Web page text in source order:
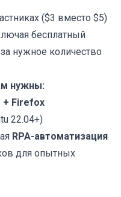
($3 вместо $5)
бесплатный
нужное количество
нужны:
+ Firefox
22.04+)
RPA-автоматизация
для опытных